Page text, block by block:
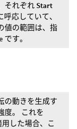
それぞれ Start
呼応していて、
値の範囲は、指
です。
の動きを生成す
度。 これを
した場合、こ